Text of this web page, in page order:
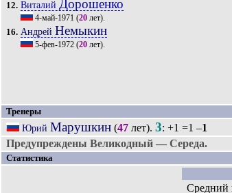
12. Виталий Дорошенко
4-май-1971 (20 лет).
16. Андрей Немыкин
5-фев-1972 (20 лет).
Тренеры
Юрий Марушкин (47 лет).3: +1 =1 –1
Предупреждены Великодный — Середа.
Статистика
Средний